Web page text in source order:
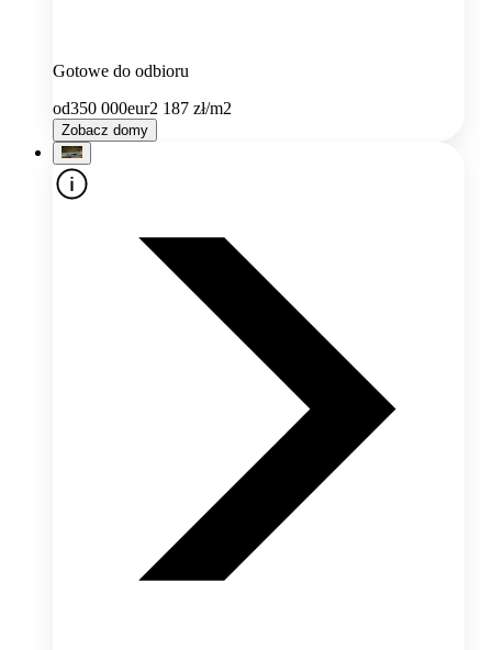
Gotowe do odbioru
od350 000eur2 187 zł/m2
Zobacz domy